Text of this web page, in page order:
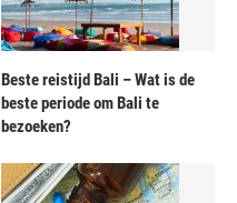
Beste reistijd Bali – Wat is de
beste periode om Bali te
bezoeken?